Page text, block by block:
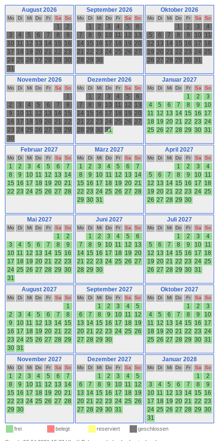
August 2026
Mo Di Mi Do Fr Sa So
1
2
3
4 5 6 7 8
9
10 11 12 13 14 15 16
17 18 19 20 21 22 23
24 25 26 27 28 29 30
31
September 2026
Mo Di Mi Do Fr Sa So
1 2 3 4 5
6
7
8 9 10 11 12 13
14 15 16 17 18 19 20
21 22 23 24 25 26 27
28 29 30
Oktober 2026
Mo Di Mi Do Fr Sa So
1 2 3
4
5
6 7 8 9 10
11
12 13 14 15 16 17 18
19 20 21 22 23 24 25
26 27 28 29 30 31
November 2026
Mo Di Mi Do Fr Sa So
1
2
3 4 5 6 7
8
9
10 11 12 13 14 15
16 17 18 19 20 21 22
23 24 25 26 27 28 29
30
Dezember 2026
Mo Di Mi Do Fr Sa So
1 2 3 4 5
6
7
8 9 10 11 12 13
14 15 16 17 18 19 20
21 22 23 24 25 26 27
28 29 30 31
Januar 2027
Mo Di Mi Do Fr Sa So
1 2
3
4
5 6 7 8 9
10
11 12 13 14 15 16 17
18 19 20 21 22 23 24
25 26 27 28 29 30 31
Februar 2027
Mo Di Mi Do Fr Sa So
1 2 3 4 5 6
7
8
9 10 11 12 13 14
15 16 17 18 19 20 21
22 23 24 25 26 27 28
März 2027
Mo Di Mi Do Fr Sa So
1 2 3 4 5 6
7
8
9 10 11 12 13 14
15 16 17 18 19 20 21
22 23 24 25 26 27 28
29 30 31
April 2027
Mo Di Mi Do Fr Sa So
1 2 3
4
5
6 7 8 9 10 11
12 13 14 15 16 17 18
19 20 21 22 23 24 25
26 27 28 29 30
Mai 2027
Mo Di Mi Do Fr Sa So
1
2
3
4 5 6 7 8
9
10 11 12 13 14 15 16
17 18 19 20 21 22 23
24 25 26 27 28 29 30
31
Juni 2027
Mo Di Mi Do Fr Sa So
1 2 3 4 5
6
7
8 9 10 11 12 13
14 15 16 17 18 19 20
21 22 23 24 25 26 27
28 29 30
Juli 2027
Mo Di Mi Do Fr Sa So
1 2 3
4
5
6 7 8 9 10 11
12 13 14 15 16 17 18
19 20 21 22 23 24 25
26 27 28 29 30 31
August 2027
Mo Di Mi Do Fr Sa So
1
2
3 4 5 6 7
8
9
10 11 12 13 14 15
16 17 18 19 20 21 22
23 24 25 26 27 28 29
30 31
September 2027
Mo Di Mi Do Fr Sa So
1 2 3 4
5
6
7 8 9 10 11
12
13 14 15 16 17 18 19
20 21 22 23 24 25 26
27 28 29 30
Oktober 2027
Mo Di Mi Do Fr Sa So
1 2
3
4
5 6 7 8 9
10
11 12 13 14 15 16 17
18 19 20 21 22 23 24
25 26 27 28 29 30 31
November 2027
Mo Di Mi Do Fr Sa So
1 2 3 4 5 6
7
8
9 10 11 12 13 14
15 16 17 18 19 20 21
22 23 24 25 26 27 28
29 30
Dezember 2027
Mo Di Mi Do Fr Sa So
1 2 3 4
5
6
7 8 9 10 11
12
13 14 15 16 17 18 19
20 21 22 23 24 25 26
27 28 29 30 31
Januar 2028
Mo Di Mi Do Fr Sa So
1
2
3
4 5 6 7 8
9
10 11 12 13 14 15 16
17 18 19 20 21 22 23
24 25 26 27 28 29 30
31
frei belegt reserviert geschlossen